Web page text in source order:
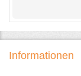
Informationen